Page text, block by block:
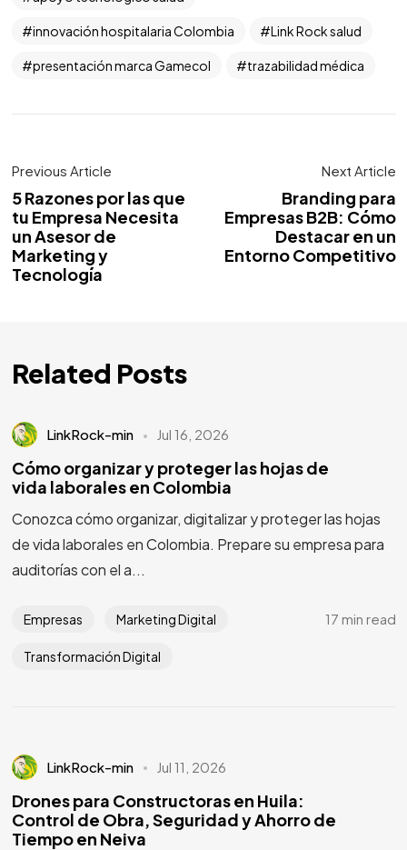
innovación hospitalaria Colombia Link Rock salud
presentación marca Gamecol trazabilidad médica
Previous Article
5 Razones por las que
tu Empresa Necesita
un Asesor de
Marketing y
Tecnología
Next Article
Branding para
Empresas B2B: Cómo
Destacar en un
Entorno Competitivo
Related Posts
LinkRock-min Jul 16, 2026
Cómo organizar y proteger las hojas de
vida laborales en Colombia
Conozca cómo organizar, digitalizar y proteger las hojas
de vida laborales en Colombia. Prepare su empresa para
auditorías con el a...
Empresas Marketing Digital
Transformación Digital
17 min read
LinkRock-min Jul 11, 2026
Drones para Constructoras en Huila:
Control de Obra, Seguridad y Ahorro de
Tiempo en Neiva